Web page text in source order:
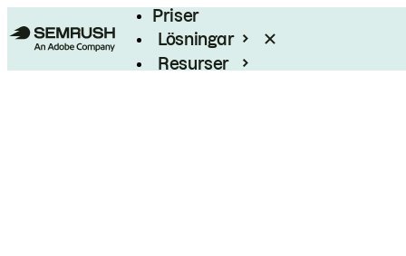
Priser
Lösningar
Resurser